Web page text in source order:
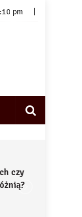
pm
czy